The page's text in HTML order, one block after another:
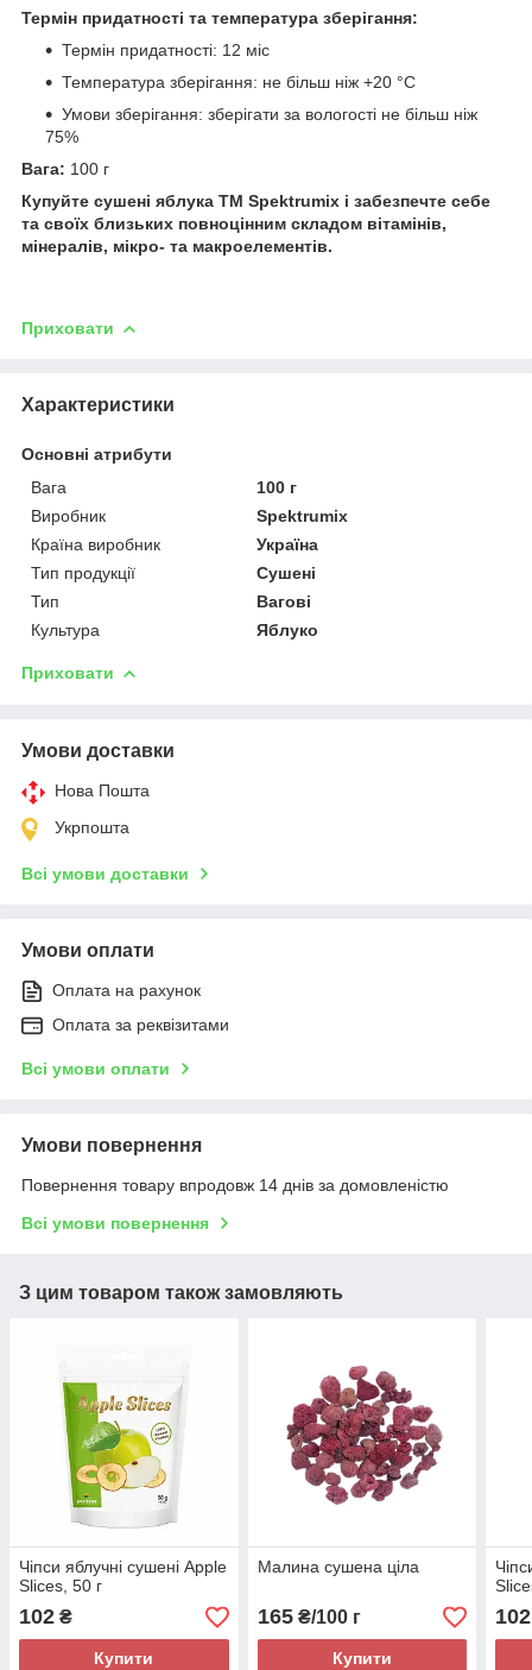
Термін придатності та температура зберігання:
Термін придатності: 12 міс
Температура зберігання: не більш ніж +20 °C
Умови зберігання: зберігати за вологості не більш ніж
75%
Вага: 100 г
Купуйте сушені яблука ТМ Spektrumix і забезпечте себе
та своїх близьких повноцінним складом вітамінів,
мінералів, мікро- та макроелементів.
Приховати
Характеристики
Основні атрибути
Вага
100 г
Виробник
Spektrumix
Країна виробник
Україна
Тип продукції
Сушені
Тип
Вагові
Культура
Яблуко
Приховати
Умови доставки
Нова Пошта
Укрпошта
Всі умови доставки
Умови оплати
Оплата на рахунок
Оплата за реквізитами
Всі умови оплати
Умови повернення
Повернення товару впродовж 14 днів за домовленістю
Всі умови повернення
З цим товаром також замовляють
Чіпси яблучні сушені Apple
Slices, 50 г
102 ₴
Купити
Малина сушена ціла
165₴/100 г
Купити
102